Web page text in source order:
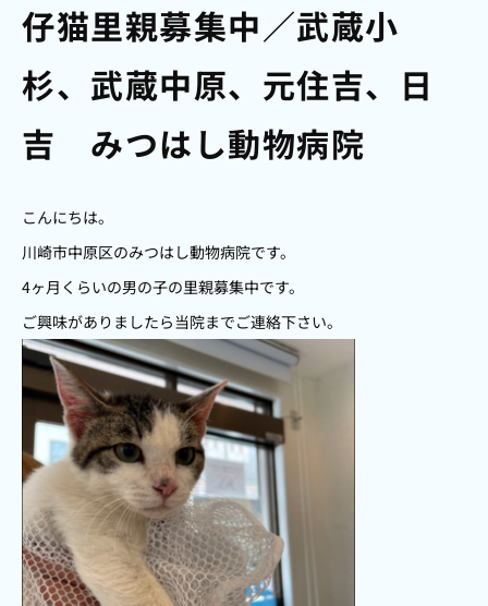
仔猫里親募集中／武蔵小
杉、武蔵中原、元住吉、日
吉 みつはし動物病院
こんにちは。
川崎市中原区のみつはし動物病院です。
4ヶ月くらいの男の子の里親募集中です。
ご興味がありましたら当院までご連絡下さい。